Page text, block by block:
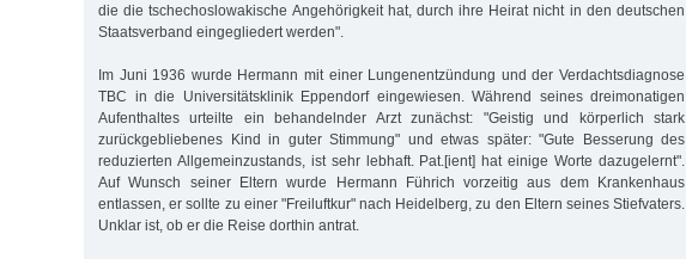
die die tschechoslowakische Angehörigkeit hat, durch ihre Heirat nicht in den deutschen
Staatsverband eingegliedert werden".
Im Juni 1936 wurde Hermann mit einer Lungenentzündung und der Verdachtsdiagnose
TBC in die Universitätsklinik Eppendorf eingewiesen. Während seines dreimonatigen
Aufenthaltes urteilte ein behandelnder Arzt zunächst: "Geistig und körperlich stark
zurückgebliebenes Kind in guter Stimmung" und etwas später: "Gute Besserung des
reduzierten Allgemeinzustands, ist sehr lebhaft. Pat.[ient] hat einige Worte dazugelernt".
Auf Wunsch seiner Eltern wurde Hermann Führich vorzeitig aus dem Krankenhaus
entlassen, er sollte zu einer "Freiluftkur" nach Heidelberg, zu den Eltern seines Stiefvaters.
Unklar ist, ob er die Reise dorthin antrat.